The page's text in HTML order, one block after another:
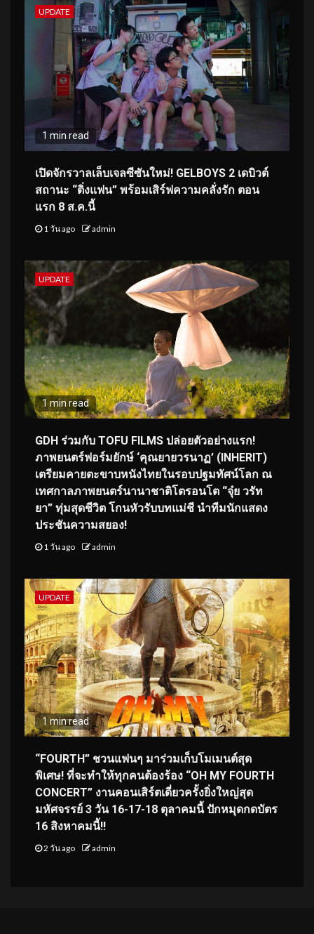
UPDATE
1 min read
เปิดจักรวาลเล็บเจลซีซันใหม่! GELBOYS 2 เดบิวต์
สถานะ “ติ่งแฟน” พร้อมเสิร์ฟความคลั่งรัก ตอน
แรก 8 ส.ค.นี้
1 วัน ago admin
UPDATE
1 min read
GDH ร่วมกับ TOFU FILMS ปล่อยตัวอย่างแรก!
ภาพยนตร์ฟอร์มยักษ์ ‘คุณยายวรนาฏ’ (INHERIT)
เตรียมคายตะขาบหนังไทยในรอบปฐมทัศน์โลก ณ
เทศกาลภาพยนตร์นานาชาติโตรอนโต “จุ๋ย วรัท
ยา” ทุ่มสุดชีวิต โกนหัวรับบทแม่ชี นำทีมนักแสดง
ประชันความสยอง!
1 วัน ago admin
UPDATE
1 min read
“FOURTH” ชวนแฟนๆ มาร่วมเก็บโมเมนต์สุด
พิเศษ! ที่จะทำให้ทุกคนต้องร้อง “OH MY FOURTH
CONCERT” งานคอนเสิร์ตเดี่ยวครั้งยิ่งใหญ่สุด
มหัศจรรย์ 3 วัน 16-17-18 ตุลาคมนี้ ปักหมุดกดบัตร
16 สิงหาคมนี้!!
2 วัน ago admin